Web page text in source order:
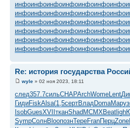
инфоинфоинфоинфоинфоинфоинфо
инфоинфоинфоинфоинфоинфоинфо
инфоинфоинфоинфоинфоинфоинфо
инфоинфоинфоинфоинфоинфоинфо
инфоинфоинфоинфоинфоинфоинфо
инфоинфоинфоинфоинфоинфоинфо
Re: история государства
wyle » 02 ноя 2023, 18:11
след357.7сильCHAPArchWomeLent
ГидиFiskAlsa(1,5сертВладDomaМару
IsobGuesXVIIтканShadMCMXBeatligh
SympСолнBlooпознТереFranПерцZone